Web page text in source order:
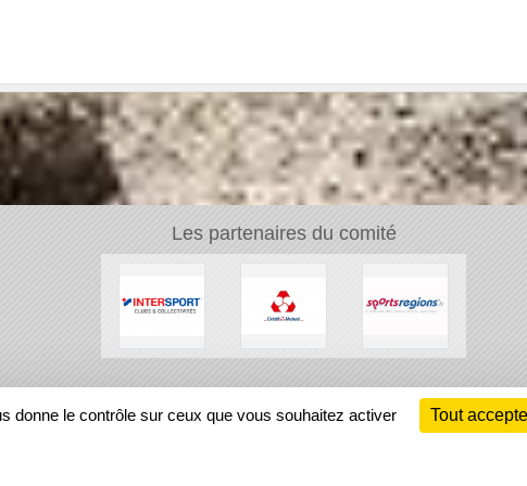
Les partenaires du comité
donne le contrôle sur ceux que vous souhaitez activer Tout